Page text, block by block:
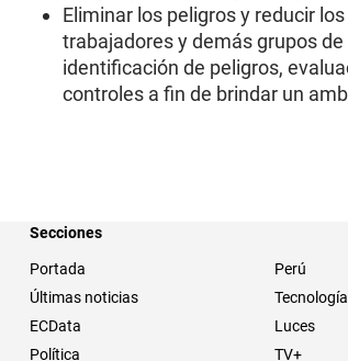
Eliminar los peligros y reducir
trabajadores y demás grupos
identificación de peligros,
controles a fin de brindar un
Secciones
Portada
Últimas noticias
ECData
Política
Perú
Luces
TV+